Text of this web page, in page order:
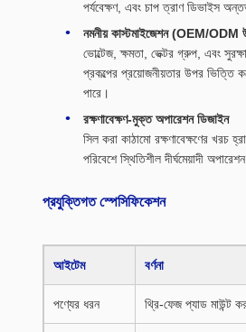
পর্যবেক্ষণ, এবং চাপ ত্রাণ ডিভাইস
নমনীয় কাস্টমাইজেশন (OEM/ODM
ভোল্টেজ, ক্ষমতা, ভেক্টর গ্রুপ, এবং
প্রকল্পের প্রয়োজনীয়তার উপর ভিত্তি
পারে।
রক্ষণাবেক্ষণ-মুক্ত অপারেশন ডিজাইন
সিল করা কাঠামো রক্ষণাবেক্ষণের খরচ
পরিবেশে স্থিতিশীল দীর্ঘমেয়াদী
প্রযুক্তিগত স্পেসিফিকেশন
আইটেম বর্ণনা
পণ্যের ধরন থ্রি-ফেজ প্যাড মাউন্ট